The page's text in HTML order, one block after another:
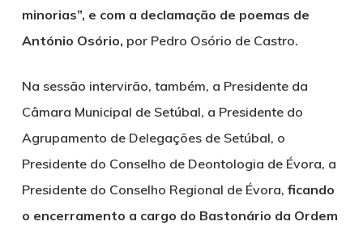
minorias”, e com a declamação de poemas de
António Osório, por Pedro Osório de Castro.
Na sessão intervirão, também, a Presidente da
Câmara Municipal de Setúbal, a Presidente do
Agrupamento de Delegações de Setúbal, o
Presidente do Conselho de Deontologia de Évora, a
Presidente do Conselho Regional de Évora, ficando
o encerramento a cargo do Bastonário da Ordem